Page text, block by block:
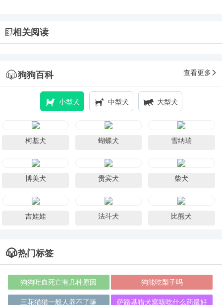
相关阅读
狗狗百科 查看更多
小型犬 中型犬 大型犬
柯基犬 蝴蝶犬 雪纳瑞
博美犬 贵宾犬 柴犬
吉娃娃 法斗犬 比熊犬
热门标签
狗狗吐血死亡有几种原因 狗能吃梨子吗
三花猫猫一般人养不了嘛 萨路基猎犬窝咳吃什么药最好